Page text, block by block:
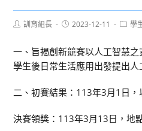
Post訓育組長
Post2023-12-11
Post學
一、旨揭創新競賽以人工智慧
學生後日常生活應用出發提出人
二、初賽結果：113年3月1日，
決賽領獎：113年3月13日，地